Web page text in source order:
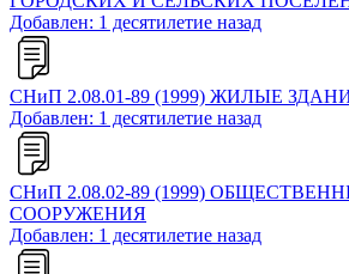
Добавлен: 1 десятилетие назад
СНиП 2.08.01-89 (1999) ЖИЛЫЕ
Добавлен: 1 десятилетие назад
СНиП 2.08.02-89 (1999)
СООРУЖЕНИЯ
Добавлен: 1 десятилетие назад